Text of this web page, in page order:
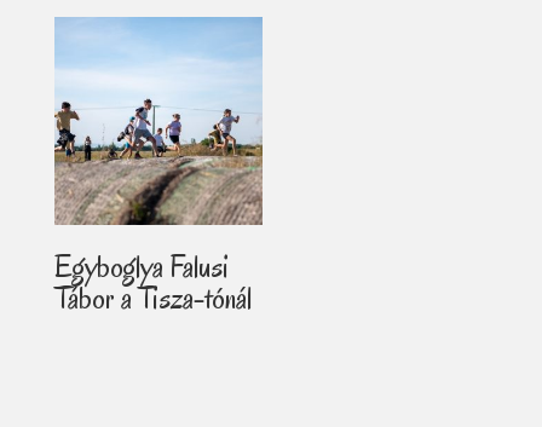
Egyboglya Falusi
Tábor a Tisza-tónál